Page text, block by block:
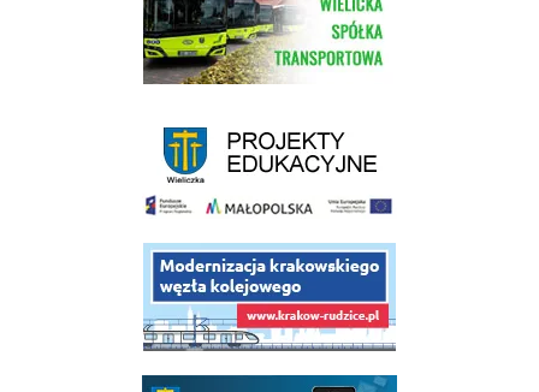
link do opisu projektu budowy linii kolejowej Krakow Rudzice
link do opisu aplikacji - BLISKO, Gmina Wieliczka w aplikacji Blisko